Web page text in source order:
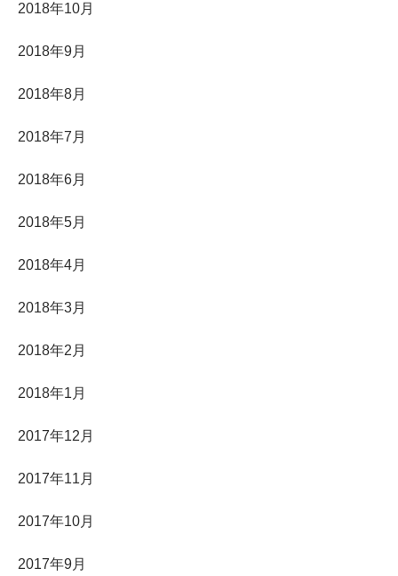
2018年10月
2018年9月
2018年8月
2018年7月
2018年6月
2018年5月
2018年4月
2018年3月
2018年2月
2018年1月
2017年12月
2017年11月
2017年10月
2017年9月